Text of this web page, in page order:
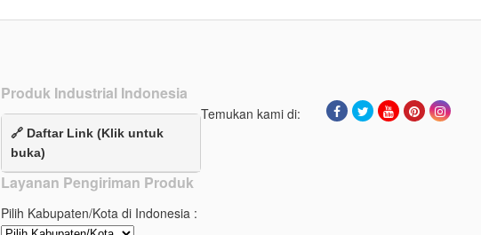
Temukan kami di:
Produk Industrial Indonesia
🔗 Daftar Link (Klik untuk
buka)
Layanan Pengiriman Produk
Pilih Kabupaten/Kota di Indonesia :